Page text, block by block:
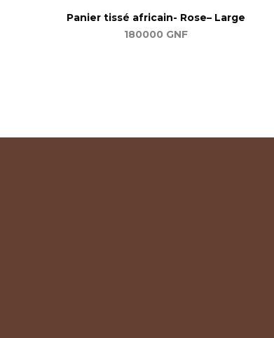
Panier tissé africain- Rose– Large
180000 GNF